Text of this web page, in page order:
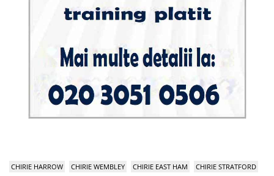
CHIRIE HARROW CHIRIE WEMBLEY CHIRIE EAST HAM
CHIRIE STRATFORD